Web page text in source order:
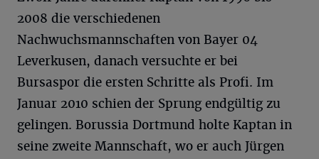
2008 die verschiedenen
Nachwuchsmannschaften von Bayer 04
Leverkusen, danach versuchte er bei
Bursaspor die ersten Schritte als Profi. Im
Januar 2010 schien der Sprung endgültig zu
gelingen. Borussia Dortmund holte Kaptan in
seine zweite Mannschaft, wo er auch Jürgen